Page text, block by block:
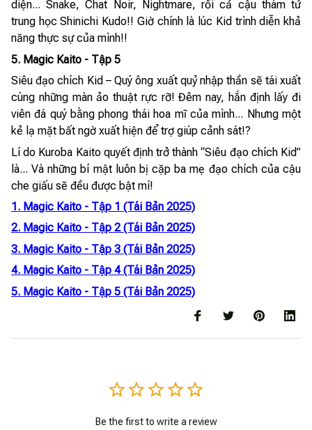
diện... Snake, Chat Noir, Nightmare, rồi cả cậu thám tử
trung học Shinichi Kudo!! Giờ chính là lúc Kid trình diễn khả
năng thực sự của mình!!
5. Magic Kaito - Tập 5
Siêu đạo chích Kid – Quý ông xuất quỷ nhập thần sẽ tái xuất
cùng những màn ảo thuật rực rỡ! Đêm nay, hắn định lấy đi
viên đá quý bằng phong thái hoa mĩ của mình... Nhưng một
kẻ lạ mặt bất ngờ xuất hiện để trợ giúp cảnh sát!?
Lí do Kuroba Kaito quyết định trở thành “Siêu đạo chích Kid”
là... Và những bí mật luôn bị cặp ba mẹ đạo chích của cậu
che giấu sẽ đều được bật mí!
1. Magic Kaito - Tập 1 (Tái Bản 2025)
2. Magic Kaito - Tập 2 (Tái Bản 2025)
3. Magic Kaito - Tập 3 (Tái Bản 2025)
4. Magic Kaito - Tập 4 (Tái Bản 2025)
5. Magic Kaito - Tập 5 (Tái Bản 2025)
Be the first to write a review